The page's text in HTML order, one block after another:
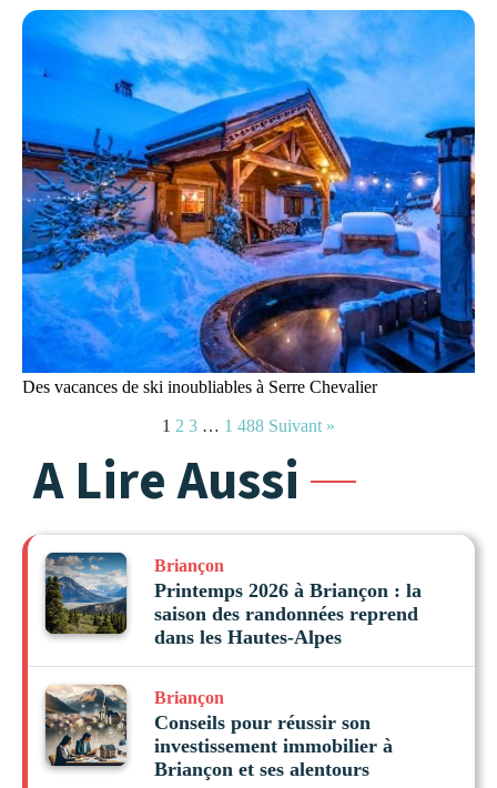
Des vacances de ski inoubliables à Serre Chevalier
1 2 3 … 1 488 Suivant »
A Lire Aussi
Briançon
Printemps 2026 à Briançon : la
saison des randonnées reprend
dans les Hautes-Alpes
Briançon
Conseils pour réussir son
investissement immobilier à
Briançon et ses alentours